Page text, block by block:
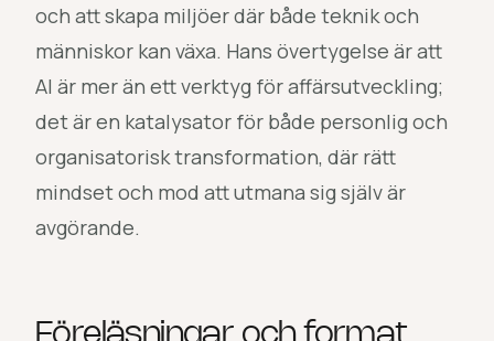
och att skapa miljöer där både teknik och
människor kan växa. Hans övertygelse är att
AI är mer än ett verktyg för affärsutveckling;
det är en katalysator för både personlig och
organisatorisk transformation, där rätt
mindset och mod att utmana sig själv är
avgörande.